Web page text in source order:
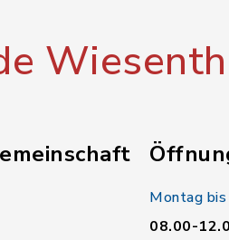
Montag
08.00-